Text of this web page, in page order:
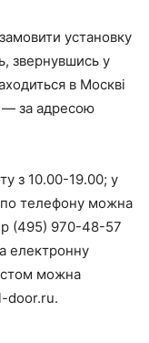
установку
звернувшись у
в Москві
— за адресою
з 10.00-19.00; у
по телефону можна
(495) 970-48-57
електронну
можна
door.ru.